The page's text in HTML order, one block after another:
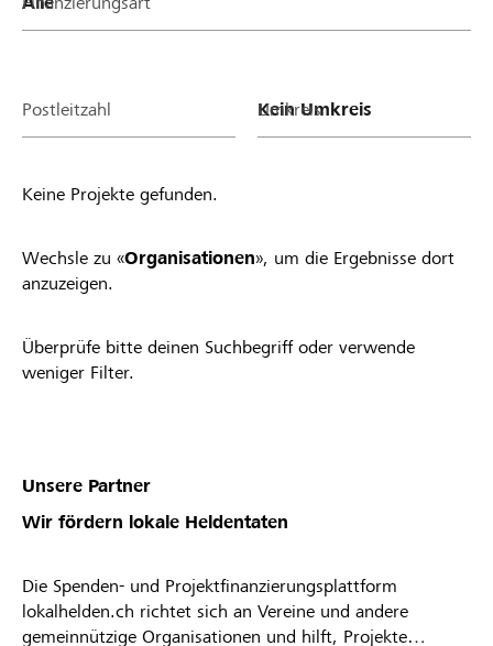
Postleitzahl Umkreis
Keine Projekte gefunden.
Wechsle zu «Organisationen», um die Ergebnisse dort
anzuzeigen.
Überprüfe bitte deinen Suchbegriff oder verwende
weniger Filter.
Unsere Partner
Wir fördern lokale Heldentaten
Die Spenden- und Projektfinanzierungsplattform
lokalhelden.ch richtet sich an Vereine und andere
gemeinnützige Organisationen und hilft, Projekte